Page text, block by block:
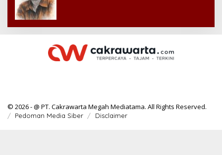
© 2026 - @ PT. Cakrawarta Megah Mediatama. All Rights Reserved.
Pedoman Media Siber Disclaimer